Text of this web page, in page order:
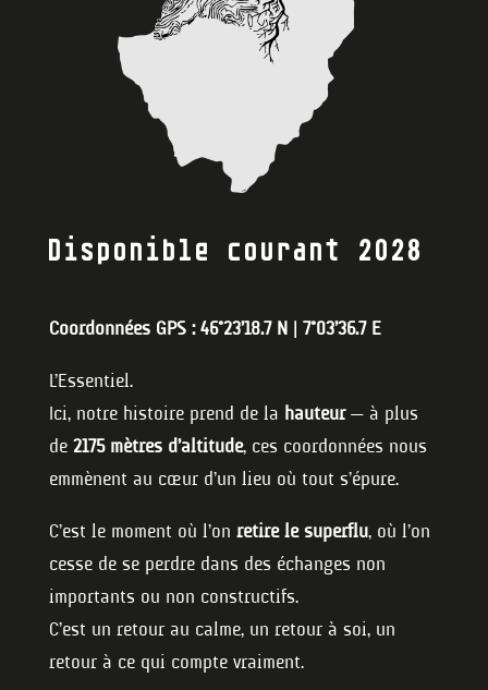
Disponible courant 2028
Coordonnées GPS : 46°23’18.7 N | 7°03’36.7 E
L’Essentiel.
Ici, notre histoire prend de la hauteur— à plus
de 2175 mètres d’altitude, ces coordonnées nous
emmènent au cœur d’un lieu où tout s’épure.
C’est le moment où l’on retire le superflu, où l’on
cesse de se perdre dans des échanges non
importants ou non constructifs.
C’est un retour au calme, un retour à soi, un
retour à ce qui compte vraiment.